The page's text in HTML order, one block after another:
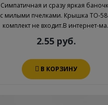
Симпатичная и сразу яркая
с милыми пчелками. Крышка ТО-58
комплект не входит.В интернет-
2.55 руб.
В КОРЗИНУ